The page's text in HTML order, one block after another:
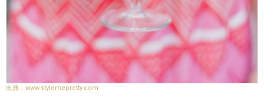
www.stylemepretty.com